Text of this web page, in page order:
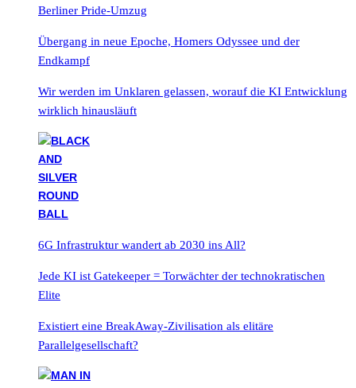
Berliner Pride-Umzug
Übergang in neue Epoche, Homers Odyssee und der
Endkampf
Wir werden im Unklaren gelassen, worauf die KI Entwicklung
wirklich hinausläuft
6G Infrastruktur wandert ab 2030 ins All?
Jede KI ist Gatekeeper = Torwächter der technokratischen
Elite
Existiert eine BreakAway-Zivilisation als elitäre
Parallelgesellschaft?